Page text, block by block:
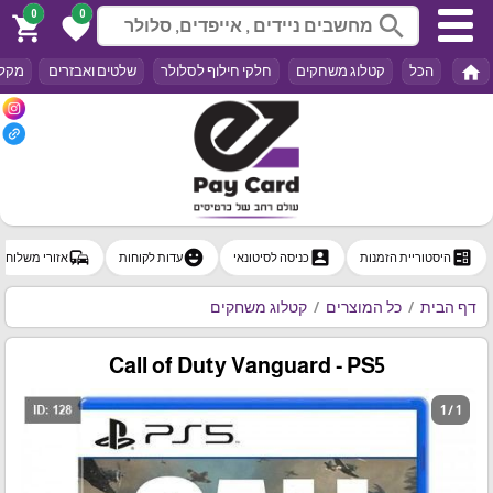
search
0
favorite
0
shopping_cart
home הכל קטלוג משחקים חלקי חילוף לסלולר שלטים ואבזרים
ballot היסטוריית הזמנות account_boxכניסה לסיטונאי emoji_emotionsעדות לקוחות commuteאזורי משלוח
דף הבית כל המוצרים קטלוג משחקים
Call of Duty Vanguard - PS5
1 / 1